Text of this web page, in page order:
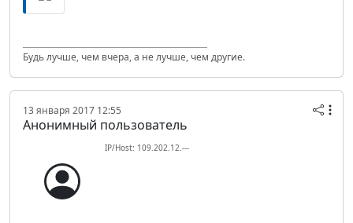
Будь лучше, чем вчера, а не лучше, чем другие.
13 января 2017 12:55
Анонимный пользователь
IP/Host: 109.202.12.---